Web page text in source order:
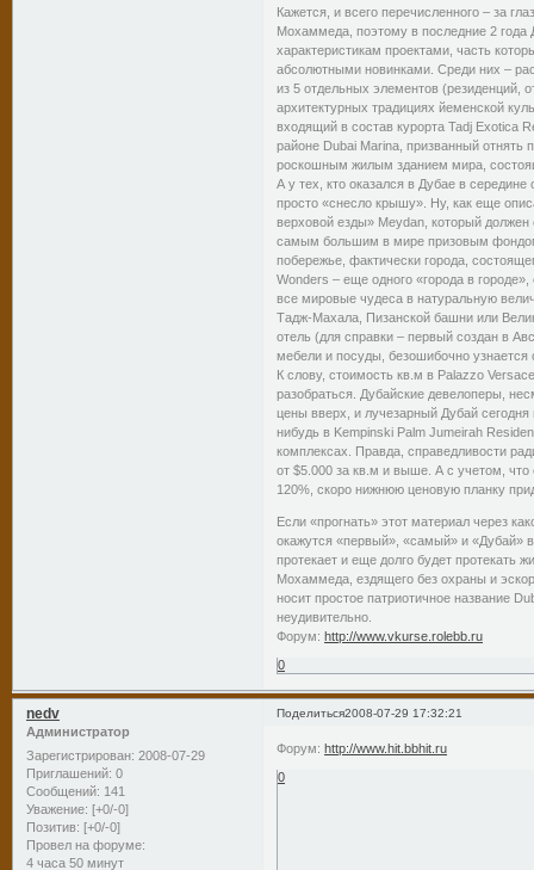
Кажется, и всего перечисленного – за
Мохаммеда, поэтому в последние 2
характеристикам проектами, часть
абсолютными новинками. Среди них –
из 5 отдельных элементов (резиденций,
архитектурных традициях йеменской
входящий в состав курорта Tadj Exotica
районе Dubai Marina, призванный
роскошным жилым зданием мира,
А у тех, кто оказался в Дубае в
просто «снесло крышу». Ну, как еще
верховой езды» Meydan, который должен
самым большим в мире призовым
побережье, фактически города,
Wonders – еще одного «города в
все мировые чудеса в натуральную
Тадж-Махала, Пизанской башни или
отель (для справки – первый создан в
мебели и посуды, безошибочно
К слову, стоимость кв.м в Palazzo
разобраться. Дубайские девелоперы,
цены вверх, и лучезарный Дубай
нибудь в Kempinski Palm Jumeirah
комплексах. Правда, справедливости
от $5.000 за кв.м и выше. А с учетом, что
120%, скоро нижнюю ценовую планку
Если «прогнать» этот материал через
окажутся «первый», «самый» и «Дубай»
протекает и еще долго будет протекать
Мохаммеда, ездящего без охраны и
носит простое патриотичное название
неудивительно.
Форум:http://www.vkurse.rolebb.ru
0
Поделиться2008-07-29 17:32:21
nedv
Администратор
Зарегистрирован: 2008-07-29
Приглашений: 0
Сообщений: 141
Уважение: [+0/-0]
Позитив: [+0/-0]
Провел на форуме:
4 часа 50 минут
Форум:http://www.hit.bbhit.ru
0